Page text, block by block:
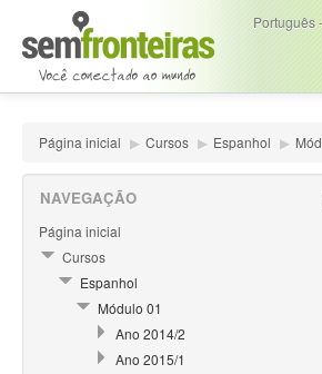
Português
Página inicial ▶ Cursos ▶ Espanhol ▶
NAVEGAÇÃO
Página inicial
Cursos
Espanhol
Módulo 01
Ano 2014/2
Ano 2015/1